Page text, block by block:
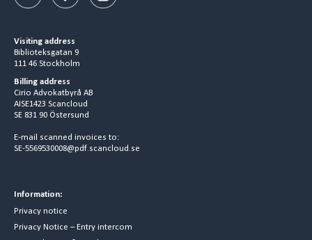
Visiting address
Biblioteksgatan 9
111 46 Stockholm
Billing address
Cirio Advokatbyrå AB
AISE1423 Scancloud
SE 831 90 Östersund
E-mail scanned invoices to:
SE-5569530008@pdf.scancloud.se
Information:
Privacy notice
Privacy Notice – Entry intercom